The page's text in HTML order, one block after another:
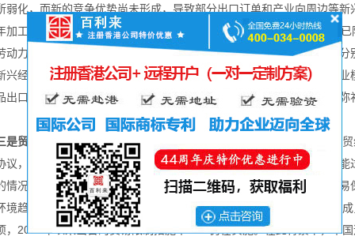
弱化，而新的竞争优势尚未形成，导致部分出口订单和产业向周边等
加工贸易在出口中所占比重还在50.7%的较高水平，到2016年一季度
动力密集型产品进口市场中的份额分别达到50.6%和47.9%，2015年
兴经济体在美欧市场份额持续上升。近几年，中国新兴产业、新型商
出口好于总体，但与发达国家相比，竞争力仍存在差距，短期内难以
是贸易摩擦的影响更加凸显。
2015年，多边贸易自由化有所进展，世
议，成员国对《贸易便利化协定》的批准稳步推进。但在全球工业产
情况下，一些国家试图通过贸易限制措施保护国内产业，全球范围贸
境趋紧。根据世贸组织2015年底发布的贸易限制措施报告，世贸组织
，2008年以来出台的贸易限制措施中75%仍在实施。在此背景下，中